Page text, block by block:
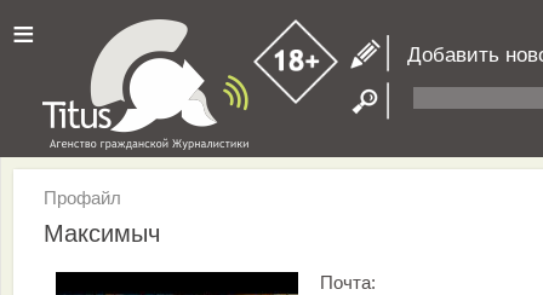
≡ Добавить
Профайл
Максимыч
Почта: